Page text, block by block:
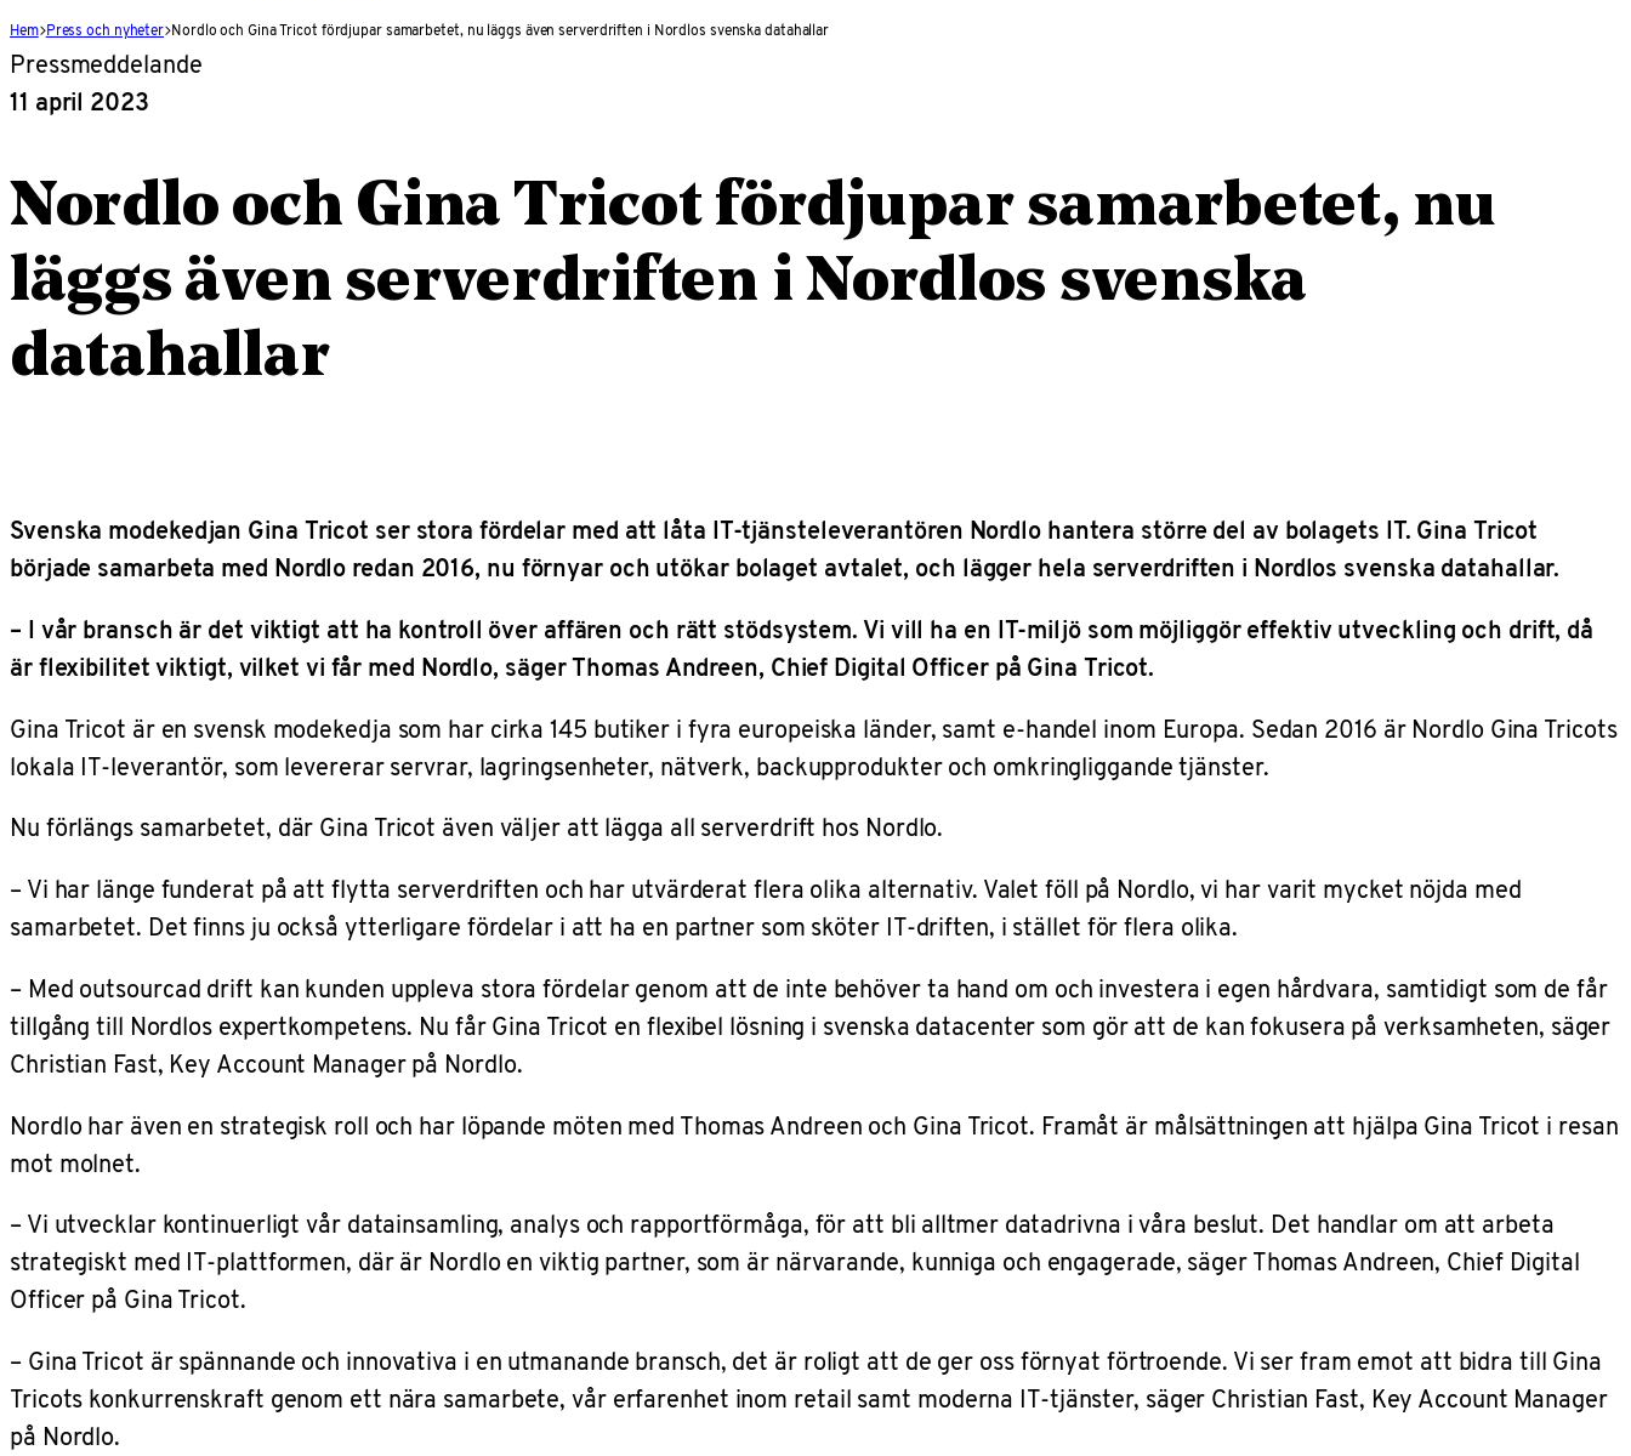
Hem Press och nyheter Nordlo och Gina Tricot fördjupar samarbetet, nu läggs även serverdriften i Nordlos svenska datahallar
Pressmeddelande
11 april 2023
Nordlo och Gina Tricot fördjupar samarbetet, nu
läggs även serverdriften i Nordlos svenska
datahallar
Svenska modekedjan Gina Tricot ser stora fördelar med att låta IT-tjänsteleverantören Nordlo hantera större del av bolagets IT. Gina Tricot
började samarbeta med Nordlo redan 2016, nu förnyar och utökar bolaget avtalet, och lägger hela serverdriften i Nordlos svenska datahallar.
– I vår bransch är det viktigt att ha kontroll över affären och rätt stödsystem. Vi vill ha en IT-miljö som möjliggör effektiv utveckling och drift, då
är flexibilitet viktigt, vilket vi får med Nordlo, säger Thomas Andreen, Chief Digital Officer på Gina Tricot.
Gina Tricot är en svensk modekedja som har cirka 145 butiker i fyra europeiska länder, samt e-handel inom Europa. Sedan 2016 är Nordlo Gina Tricots
lokala IT-leverantör, som levererar servrar, lagringsenheter, nätverk, backupprodukter och omkringliggande tjänster.
Nu förlängs samarbetet, där Gina Tricot även väljer att lägga all serverdrift hos Nordlo.
– Vi har länge funderat på att flytta serverdriften och har utvärderat flera olika alternativ. Valet föll på Nordlo, vi har varit mycket nöjda med
samarbetet. Det finns ju också ytterligare fördelar i att ha en partner som sköter IT-driften, i stället för flera olika.
– Med outsourcad drift kan kunden uppleva stora fördelar genom att de inte behöver ta hand om och investera i egen hårdvara, samtidigt som de får
tillgång till Nordlos expertkompetens. Nu får Gina Tricot en flexibel lösning i svenska datacenter som gör att de kan fokusera på verksamheten, säger
Christian Fast, Key Account Manager på Nordlo.
Nordlo har även en strategisk roll och har löpande möten med Thomas Andreen och Gina Tricot. Framåt är målsättningen att hjälpa Gina Tricot i resan
mot molnet.
– Vi utvecklar kontinuerligt vår datainsamling, analys och rapportförmåga, för att bli alltmer datadrivna i våra beslut. Det handlar om att arbeta
strategiskt med IT-plattformen, där är Nordlo en viktig partner, som är närvarande, kunniga och engagerade, säger Thomas Andreen, Chief Digital
Officer på Gina Tricot.
– Gina Tricot är spännande och innovativa i en utmanande bransch, det är roligt att de ger oss förnyat förtroende. Vi ser fram emot att bidra till Gina
Tricots konkurrenskraft genom ett nära samarbete, vår erfarenhet inom retail samt moderna IT-tjänster, säger Christian Fast, Key Account Manager
på Nordlo.